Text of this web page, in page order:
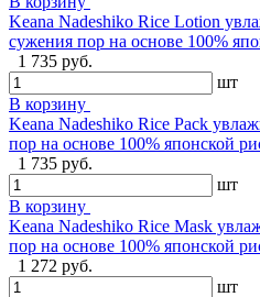
Keana Nadeshiko Rice Lotion
сужения пор на основе 100%
1 735 руб.
шт
В корзину
Keana Nadeshiko Rice Pack
пор на основе 100% японской
1 735 руб.
шт
В корзину
Keana Nadeshiko Rice Mask
пор на основе 100% японской
1 272 руб.
шт